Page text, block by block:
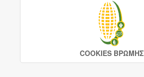
COOKIES ΒΡΩΜΗΣ